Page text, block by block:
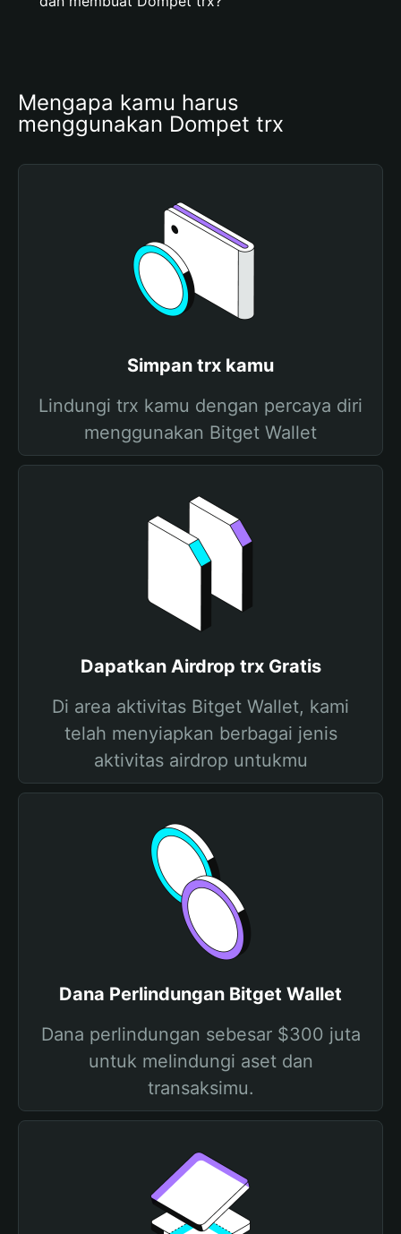
Mengapa kamu harus
menggunakan Dompet trx
Simpan trx kamu
Lindungi trx kamu dengan percaya diri
menggunakan Bitget Wallet
Dapatkan Airdrop trx Gratis
Di area aktivitas Bitget Wallet, kami
telah menyiapkan berbagai jenis
aktivitas airdrop untukmu
Dana Perlindungan Bitget Wallet
Dana perlindungan sebesar $300 juta
untuk melindungi aset dan
transaksimu.